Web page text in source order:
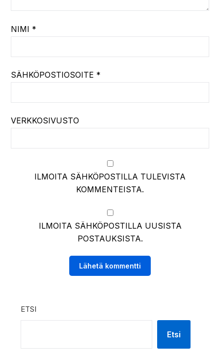
NIMI *
SÄHKÖPOSTIOSOITE *
VERKKOSIVUSTO
ILMOITA SÄHKÖPOSTILLA TULEVISTA
KOMMENTEISTA.
ILMOITA SÄHKÖPOSTILLA UUSISTA
POSTAUKSISTA.
ETSI
Etsi